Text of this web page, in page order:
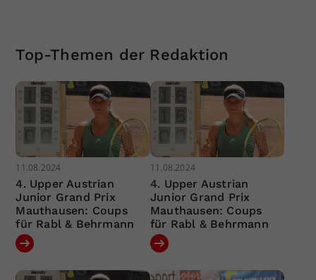
Top-Themen der Redaktion
11.08.2024
4. Upper Austrian
Junior Grand Prix
Mauthausen: Coups
für Rabl & Behrmann
11.08.2024
4. Upper Austrian
Junior Grand Prix
Mauthausen: Coups
für Rabl & Behrmann